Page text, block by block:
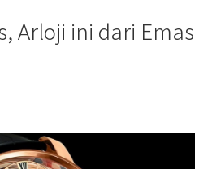
Arloji ini dari Emas